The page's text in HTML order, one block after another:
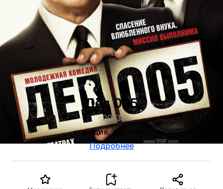
Дед 005
2013
комедия, детектив
Подробнее